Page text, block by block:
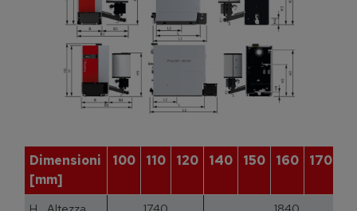
Dimensioni
[mm]
100 110 120 140 150 160 170